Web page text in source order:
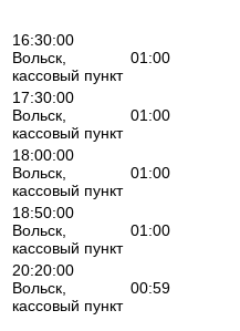
16:30:00
Вольск,
кассовый пункт
01:00
17:30:00
Вольск,
кассовый пункт
01:00
18:00:00
Вольск,
кассовый пункт
01:00
18:50:00
Вольск,
кассовый пункт
01:00
20:20:00
Вольск,
кассовый пункт
00:59